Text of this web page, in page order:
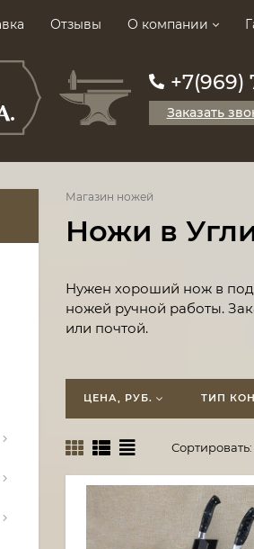
Отзывы О компании
+7(969)
Заказать
Магазин ножей
Ножи в
Нужен хороший нож в
ножей ручной работы.
или почтой.
ЦЕНА, РУБ. ТИП
Сортировать: